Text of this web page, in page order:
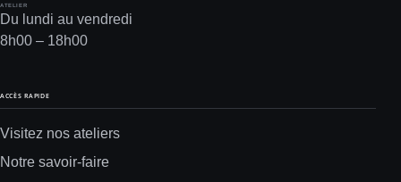
ATELIER
Du lundi au vendredi
8h00 – 18h00
ACCÈS RAPIDE
Visitez nos ateliers
Notre savoir-faire